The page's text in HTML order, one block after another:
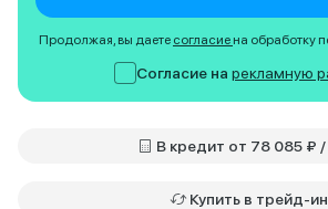
Продолжая, вы даете согласие на обработку
Согласие на рекламную
В кредит от 78 085
Купить в трейд-ин